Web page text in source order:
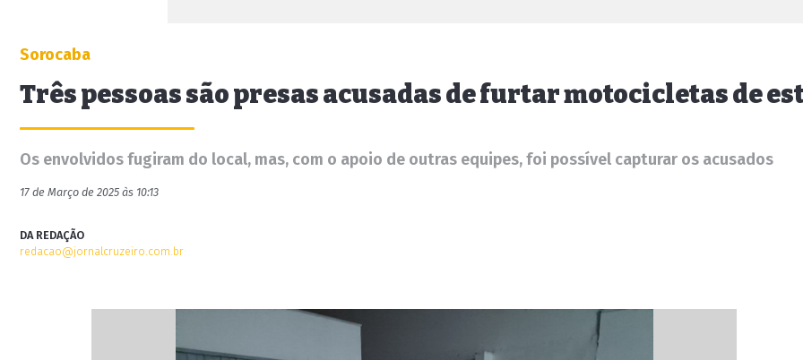
Sorocaba
Três pessoas são presas acusadas de furtar motocicletas de
Os envolvidos fugiram do local, mas, com o apoio de outras equipes, foi possível capturar os acusados
17 de Março de 2025 às 10:13
DA REDAÇÃO
redacao@jornalcruzeiro.com.br